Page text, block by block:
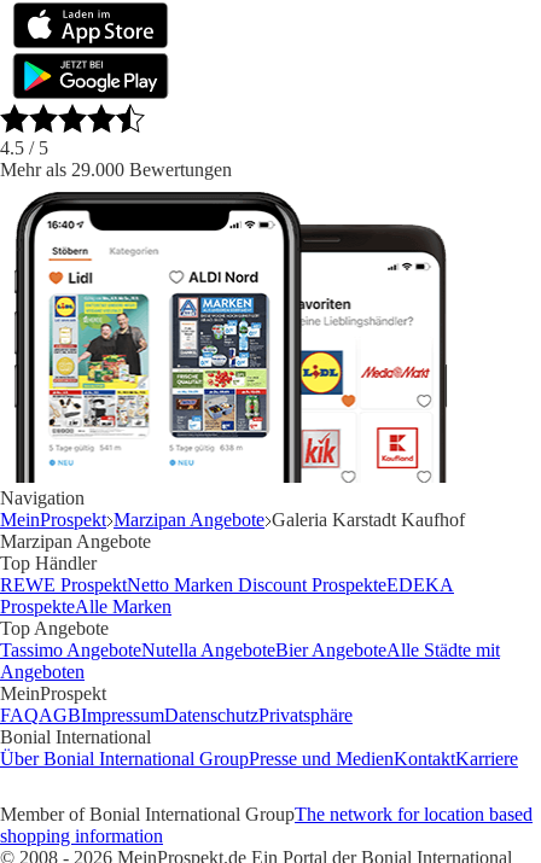
4.5 / 5
Mehr als 29.000 Bewertungen
Navigation
MeinProspekt Marzipan Angebote Galeria Karstadt Kaufhof
Marzipan Angebote
Top Händler
REWE ProspektNetto Marken Discount ProspekteEDEKA
ProspekteAlle Marken
Top Angebote
Tassimo AngeboteNutella AngeboteBier AngeboteAlle Städte mit
Angeboten
MeinProspekt
FAQAGBImpressumDatenschutzPrivatsphäre
Bonial International
Über Bonial International GroupPresse und MedienKontaktKarriere
Member of Bonial International GroupThe network for location based
shopping information
© 2008 - 2026 MeinProspekt.de Ein Portal der Bonial International